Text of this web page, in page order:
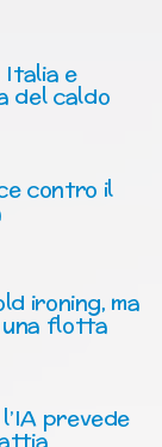
e
del caldo
contro il
ironing, ma
una flotta
prevede